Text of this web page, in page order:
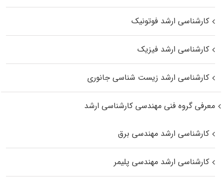
کارشناسی ارشد فوتونیک
کارشناسی ارشد فیزیک
کارشناسی ارشد زیست‌ شناسی جانوری
معرفی گروه فنی مهندسی کارشناسی ارشد
کارشناسی ارشد مهندسی برق
کارشناسی ارشد مهندسی پلیمر